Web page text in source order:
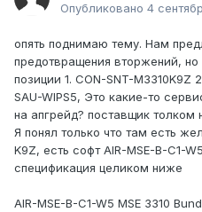
Опубликовано 4
опять поднимаю тему. Нам
предотвращения вторжений,
позиции 1. CON-SNT-M3310K9Z
SAU-WIPS5, Это какие-то
на апгрейд? поставщик
Я понял только что там есть
K9Z, есть софт AIR-MSE-B-C1-
спецификация целиком ниже
AIR-MSE-B-C1-W5 MSE 3310